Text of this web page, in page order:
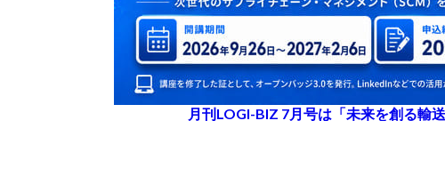
月刊LOGI-BIZ 7月号は「未来を創る輸